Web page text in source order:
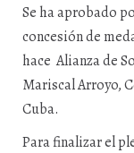
Se ha aprobado
concesión de
hace Alianza de
Mariscal Arroyo,
Cuba.
Para finalizar el